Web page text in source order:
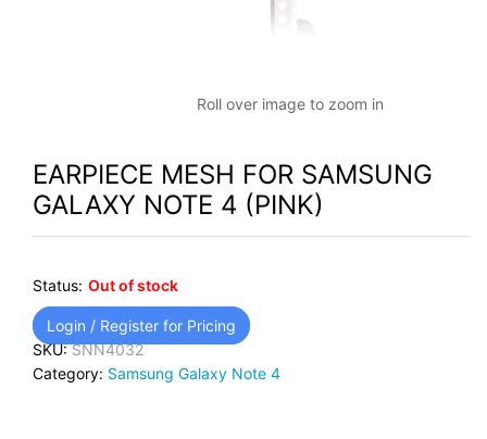
Roll over image to zoom in
EARPIECE MESH FOR SAMSUNG
GALAXY NOTE 4 (PINK)
Status: Out of stock
Login / Register for Pricing
SKU:SNN4032
Category: Samsung Galaxy Note 4